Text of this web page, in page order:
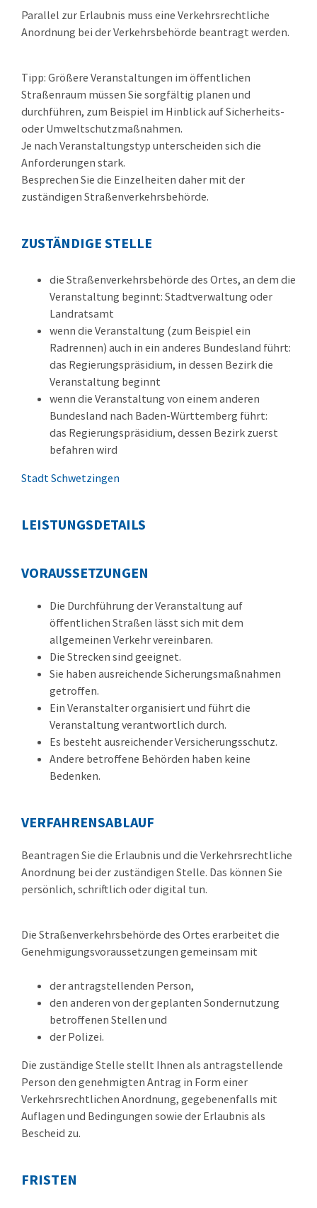
Parallel zur Erlaubnis muss eine Verkehrsrechtliche
Anordnung bei der Verkehrsbehörde beantragt werden.
Tipp: Größere Veranstaltungen im öffentlichen
Straßenraum müssen Sie sorgfältig planen und
durchführen, zum Beispiel im Hinblick auf Sicherheits-
oder Umweltschutzmaßnahmen.
Je nach Veranstaltungstyp unterscheiden sich die
Anforderungen stark.
Besprechen Sie die Einzelheiten daher mit der
zuständigen Straßenverkehrsbehörde.
ZUSTÄNDIGE STELLE
die Straßenverkehrsbehörde des Ortes, an dem die
Veranstaltung beginnt: Stadtverwaltung oder
Landratsamt
wenn die Veranstaltung (zum Beispiel ein
Radrennen) auch in ein anderes Bundesland führt:
das Regierungspräsidium, in dessen Bezirk die
Veranstaltung beginnt
wenn die Veranstaltung von einem anderen
Bundesland nach Baden-Württemberg führt:
das Regierungspräsidium, dessen Bezirk zuerst
befahren wird
Stadt Schwetzingen
LEISTUNGSDETAILS
VORAUSSETZUNGEN
Die Durchführung der Veranstaltung auf
öffentlichen Straßen lässt sich mit dem
allgemeinen Verkehr vereinbaren.
Die Strecken sind geeignet.
Sie haben ausreichende Sicherungsmaßnahmen
getroffen.
Ein Veranstalter organisiert und führt die
Veranstaltung verantwortlich durch.
Es besteht ausreichender Versicherungsschutz.
Andere betroffene Behörden haben keine
Bedenken.
VERFAHRENSABLAUF
Beantragen Sie die Erlaubnis und die Verkehrsrechtliche
Anordnung bei der zuständigen Stelle. Das können Sie
persönlich, schriftlich oder digital tun.
Die Straßenverkehrsbehörde des Ortes erarbeitet die
Genehmigungsvoraussetzungen gemeinsam mit
der antragstellenden Person,
den anderen von der geplanten Sondernutzung
betroffenen Stellen und
der Polizei.
Die zuständige Stelle stellt Ihnen als antragstellende
Person den genehmigten Antrag in Form einer
Verkehrsrechtlichen Anordnung, gegebenenfalls mit
Auflagen und Bedingungen sowie der Erlaubnis als
Bescheid zu.
FRISTEN